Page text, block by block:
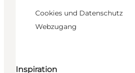
Cookies und Datenschutz
Webzugang
Inspiration